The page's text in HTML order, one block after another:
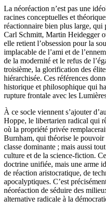
La néoréaction n’est pas une
racines conceptuelles et
réactionnaire bien plus large, qui
Carl Schmitt, Martin Heidegger
elle retient l’obsession pour la
implacable de l’ami et de
de la modernité et le refus de
troisième, la glorification des
hiérarchisée. Ces références
historique et philosophique qui
rupture frontale avec les
À ce socle viennent s’ajouter
Hoppe, le libertarien radical qui
où la propriété privée
Burnham, qui théorise le pouvoir
classe dominante ; mais aussi
culture et de la science-fiction.
doctrine unifiée, mais une arme
de réaction aristocratique, de
apocalyptiques. C’est
néoréaction de séduire des
alternative radicale à la